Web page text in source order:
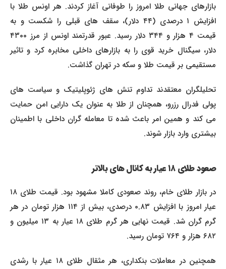
بازارهای جهانی طلا امروز را طوفانی آغاز کردند. هر اونس طلا با
افزایش ۱ درصدی (۴۴ دلار)، سقف های قبلی را شکست و به
قیمت ۴ هزار و ۳۴۴ دلار رسید. عبور قدرتمند اونس از مرز ۴۳۰۰
دلار، سیگنال خرید قوی را به بازارهای داخلی مخابره کرد و تاثیر
مستقیمی بر قیمت طلا و سکه در تهران گذاشت.
تحلیلگران معتقدند تداوم تنش های ژئوپلیتیک و سیاست های
پولی فدرال رزرو، همچنان از طلا به عنوان یک دارایی امن حمایت
می کند و همین امر باعث شده تا معامله گران داخلی با اطمینان
بیشتری وارد بازار شوند.
صعود طلای ۱۸ عیار به کانال های بالاتر
در بازار طلای خام، روند صعودی کاملا مشهود بود. قیمت طلای ۱۸
عیار امروز با افزایش ۰.۸۳ درصدی، بیش از ۱۱۴ هزار تومان در هر
گرم گران شد. قیمت نهایی هر گرم طلای ۱۸ عیار به ۱۳ میلیون و
۶۸۲ هزار و ۷۶۴ تومان رسید.
همچنین در معاملات بنکداری، هر مثقال طلای ۱۸ عیار با رشدی